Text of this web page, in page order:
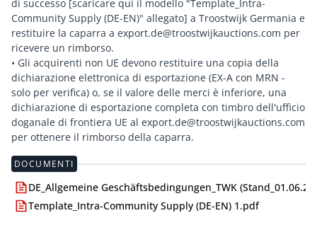
di successo [scaricare qui il modello "Template_Intra-
Community Supply (DE-EN)" allegato] a Troostwijk Germania e
restituire la caparra a export.de@troostwijkauctions.com per
ricevere un rimborso.
• Gli acquirenti non UE devono restituire una copia della
dichiarazione elettronica di esportazione (EX-A con MRN -
solo per verifica) o, se il valore delle merci è inferiore, una
dichiarazione di esportazione completa con timbro dell'ufficio
doganale di frontiera UE al export.de@troostwijkauctions.com
DOCUMENTI
DE_Allgemeine Geschäftsbedingungen_TWK
Template_Intra-Community Supply (DE-EN) 1.pdf